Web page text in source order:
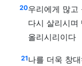
20우리에게 많고
다시 살리시며
올리시리이다
21나를 더욱 창